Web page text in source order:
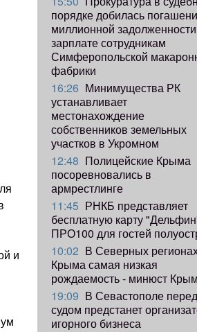
и
порядке добилась
миллионной
зарплате сотрудникам
Симферопольской
фабрики
16:26 Минимущества РК
устанавливает
местонахождение
собственников земельных
участков в Укромном
12:48 Полицейские Крыма
посоревновались в
армрестлинге
11:45 РНКБ представляет
бесплатную карту
ПРО100 для гостей
10:02 В Северных
Крыма самая низкая
рождаемость - минюст
19:09 В Севастополе перед
судом предстанет
игорного бизнеса